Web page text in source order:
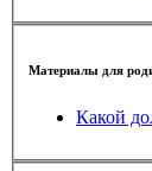
Материалы для
Какой